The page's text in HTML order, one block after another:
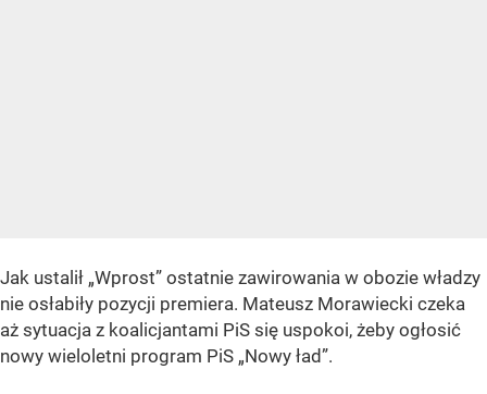
Jak ustalił „Wprost” ostatnie zawirowania w obozie władzy
nie osłabiły pozycji premiera. Mateusz Morawiecki czeka
aż sytuacja z koalicjantami PiS się uspokoi, żeby ogłosić
nowy wieloletni program PiS „Nowy ład”.